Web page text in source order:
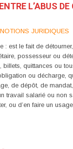
L’ABUS
NOTIONS JURIDIQUES
: est le fait de
possesseur ou
billets, quittances ou
ou décharge,
de dépôt, de
travail salarié ou non
ou d’en faire un